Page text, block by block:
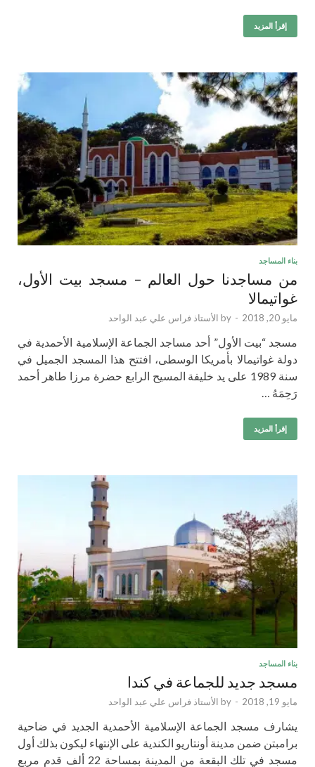
إقرأ المزيد
بناء المساجد
من مساجدنا حول العالم – مسجد بيت الأول،
غواتيمالا
مايو 20, 2018 -
by الأستاذ فراس علي عبد الواحد
مسجد “بيت الأول” أحد مساجد الجماعة الإسلامية الأحمدية في
دولة غواتيمالا بأمريكا الوسطى، افتتح هذا المسجد الجميل في
سنة 1989 على يد خليفة المسيح الرابع حضرة مرزا طاهر أحمد
رَحِمَهُ …
إقرأ المزيد
بناء المساجد
مسجد جديد للجماعة في كندا
مايو 19, 2018 -
by الأستاذ فراس علي عبد الواحد
يشارف مسجد الجماعة الإسلامية الأحمدية الجديد في ضاحية
برامبتن ضمن مدينة أونتاريو الكندية على الإنتهاء ليكون بذلك أول
مسجد في تلك البقعة من المدينة بمساحة 22 ألف قدم مربع